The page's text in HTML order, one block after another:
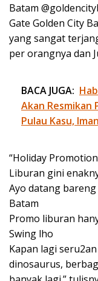
Batam
Gate Golden City
yang sangat
per orangnya dan
BACA JUGA:
Akan Resmikan
Pulau Kasu,
“Holiday
Liburan gini
Ayo datang bareng
Batam
Promo liburan
Swing lho
Kapan lagi
dinosaurus,